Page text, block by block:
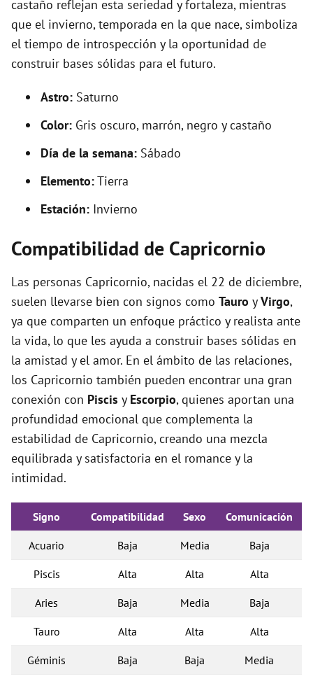
castaño reflejan esta seriedad y fortaleza, mientras
que el invierno, temporada en la que nace, simboliza
el tiempo de introspección y la oportunidad de
construir bases sólidas para el futuro.
Astro: Saturno
Color: Gris oscuro, marrón, negro y castaño
Día de la semana: Sábado
Elemento:Tierra
Estación: Invierno
Compatibilidad de Capricornio
Las personas Capricornio, nacidas el 22 de diciembre,
suelen llevarse bien con signos como Tauro yVirgo,
ya que comparten un enfoque práctico y realista ante
la vida, lo que les ayuda a construir bases sólidas en
la amistad y el amor. En el ámbito de las relaciones,
los Capricornio también pueden encontrar una gran
conexión con Piscis y Escorpio, quienes aportan una
profundidad emocional que complementa la
estabilidad de Capricornio, creando una mezcla
equilibrada y satisfactoria en el romance y la
intimidad.
Signo Compatibilidad Sexo Comunicación
Acuario Baja Media Baja
Piscis Alta Alta Alta
Aries Baja Media Baja
Tauro Alta Alta Alta
Géminis Baja Baja Media